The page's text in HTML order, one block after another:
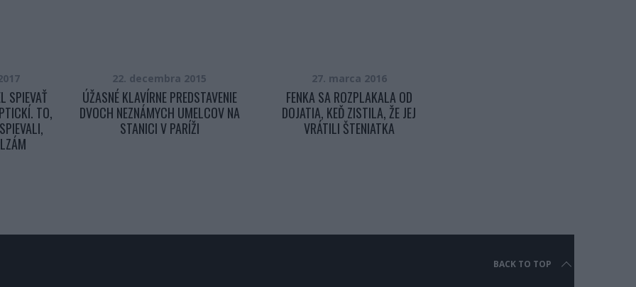
SPIEVAŤ
TO,
22. decembra 2015
ÚŽASNÉ KLAVÍRNE PREDSTAVENIE
DVOCH NEZNÁMYCH UMELCOV NA
STANICI V PARÍŽI
27. marca 2016
FENKA SA ROZPLAKALA OD
DOJATIA, KEĎ ZISTILA, ŽE JEJ
VRÁTILI ŠTENIATKA
BACK TO TOP